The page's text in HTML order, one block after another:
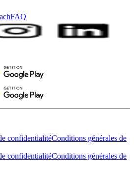
FAQ
confidentialitéConditions générales de
confidentialitéConditions générales de